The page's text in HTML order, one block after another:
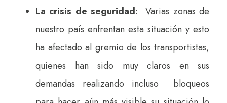
La crisis de seguridad: Varias zonas de
nuestro país enfrentan esta situación y esto
ha afectado al gremio de los transportistas,
quienes han sido muy claros en sus
demandas realizando incluso bloqueos